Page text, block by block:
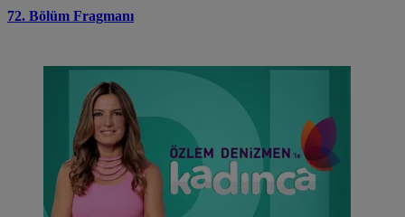
72. Bölüm Fragmanı